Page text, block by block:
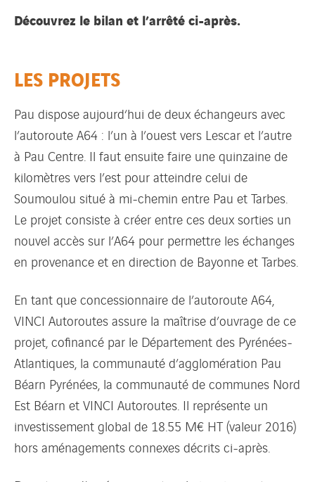
Découvrez le bilan et l’arrêté ci-après.
LES PROJETS
Pau dispose aujourd‘hui de deux échangeurs avec
l’autoroute A64 : l’un à l’ouest vers Lescar et l’autre
à Pau Centre. Il faut ensuite faire une quinzaine de
kilomètres vers l’est pour atteindre celui de
Soumoulou situé à mi-chemin entre Pau et Tarbes.
Le projet consiste à créer entre ces deux sorties un
nouvel accès sur l’A64 pour permettre les échanges
en provenance et en direction de Bayonne et Tarbes.
En tant que concessionnaire de l’autoroute A64,
VINCI Autoroutes assure la maîtrise d’ouvrage de ce
projet, cofinancé par le Département des Pyrénées-
Atlantiques, la communauté d’agglomération Pau
Béarn Pyrénées, la communauté de communes Nord
Est Béarn et VINCI Autoroutes. Il représente un
investissement global de 18.55 M€ HT (valeur 2016)
hors aménagements connexes décrits ci-après.